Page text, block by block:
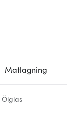
Matlagning
Ölglas